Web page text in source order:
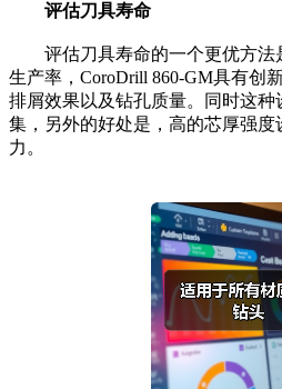
评估刀具寿命
评估刀具寿命的一个更优方法
生产率，CoroDrill 860-GM具有创
排屑效果以及钻孔质量。同时这
集，另外的好处是，高的芯厚强度
力。